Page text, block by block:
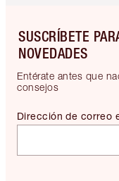
SUSCRÍBETE
NOVEDADES
Entérate antes que
consejos
Dirección de correo